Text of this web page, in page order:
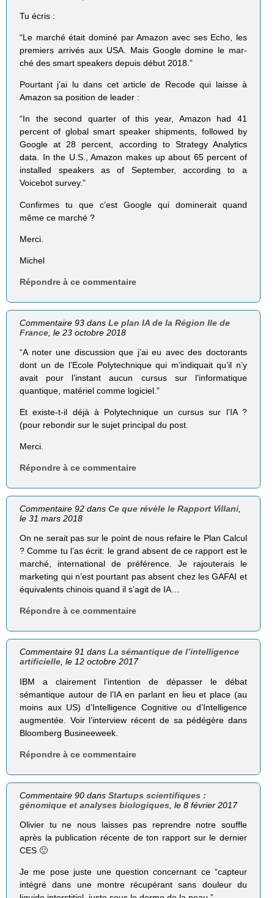
Tu écris :
“Le marché était dominé par Amazon avec ses Echo, les
premiers arrivés aux USA. Mais Google domine le mar-
ché des smart speakers depuis début 2018.”
Pourtant j’ai lu dans cet article de Recode qui laisse à
Amazon sa position de leader :
“In the second quarter of this year, Amazon had 41
percent of global smart speaker shipments, followed by
Google at 28 percent, according to Strategy Analytics
data. In the U.S., Amazon makes up about 65 percent of
installed speakers as of September, according to a
Voicebot survey.”
Confirmes tu que c’est Google qui dominerait quand
même ce marché ?
Merci.
Michel
Répondre à ce commentaire
Commentaire 93 dansLe plan IA de la Région Ile de
France , le 23 octobre 2018
“A noter une discussion que j’ai eu avec des doctorants
dont un de l’Ecole Polytechnique qui m’indiquait qu’il n’y
avait pour l’instant aucun cursus sur l’informatique
quantique, matériel comme logiciel.”
Et existe-t-il déjà à Polytechnique un cursus sur l’IA ?
(pour rebondir sur le sujet principal du post.
Merci.
Répondre à ce commentaire
Commentaire 92 dansCe que révèle le Rapport Villani,
le 31 mars 2018
On ne serait pas sur le point de nous refaire le Plan Calcul
? Comme tu l’as écrit: le grand absent de ce rapport est le
marché, international de préférence. Je rajouterais le
marketing qui n’est pourtant pas absent chez les GAFAI et
équivalents chinois quand il s’agit de IA…
Répondre à ce commentaire
Commentaire 91 dansLa sémantique de l’intelligence
artificielle, le 12 octobre 2017
IBM a clairement l’intention de dépasser le débat
sémantique autour de l’IA en parlant en lieu et place (au
moins aux US) d’Intelligence Cognitive ou d’Intelligence
augmentée. Voir l’interview récent de sa pédégère dans
Bloomberg Busineeweek.
Répondre à ce commentaire
Commentaire 90 dansStartups scientifiques :
génomique et analyses biologiques , le 8 février 2017
Olivier tu ne nous laisses pas reprendre notre souffle
après la publication récente de ton rapport sur le dernier
CES 🙂
Je me pose juste une question concernant ce “capteur
intégré dans une montre récupérant sans douleur du